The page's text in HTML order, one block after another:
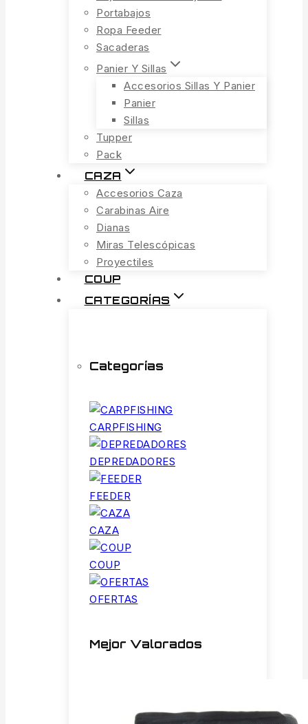
Portabajos
Ropa Feeder
Sacaderas
Panier Y Sillas
Accesorios Sillas Y Panier
Panier
Sillas
Tupper
Pack
CAZA
Accesorios Caza
Carabinas Aire
Dianas
Miras Telescópicas
Proyectiles
COUP
CATEGORÍAS
Categorías
CARPFISHING
DEPREDADORES
FEEDER
CAZA
COUP
OFERTAS
Mejor Valorados